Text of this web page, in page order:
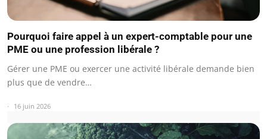
Pourquoi faire appel à un expert-comptable pour une
PME ou une profession libérale ?
Gérer une PME ou exercer une activité libérale demande bien
plus que de vendre…
16 juin 2026